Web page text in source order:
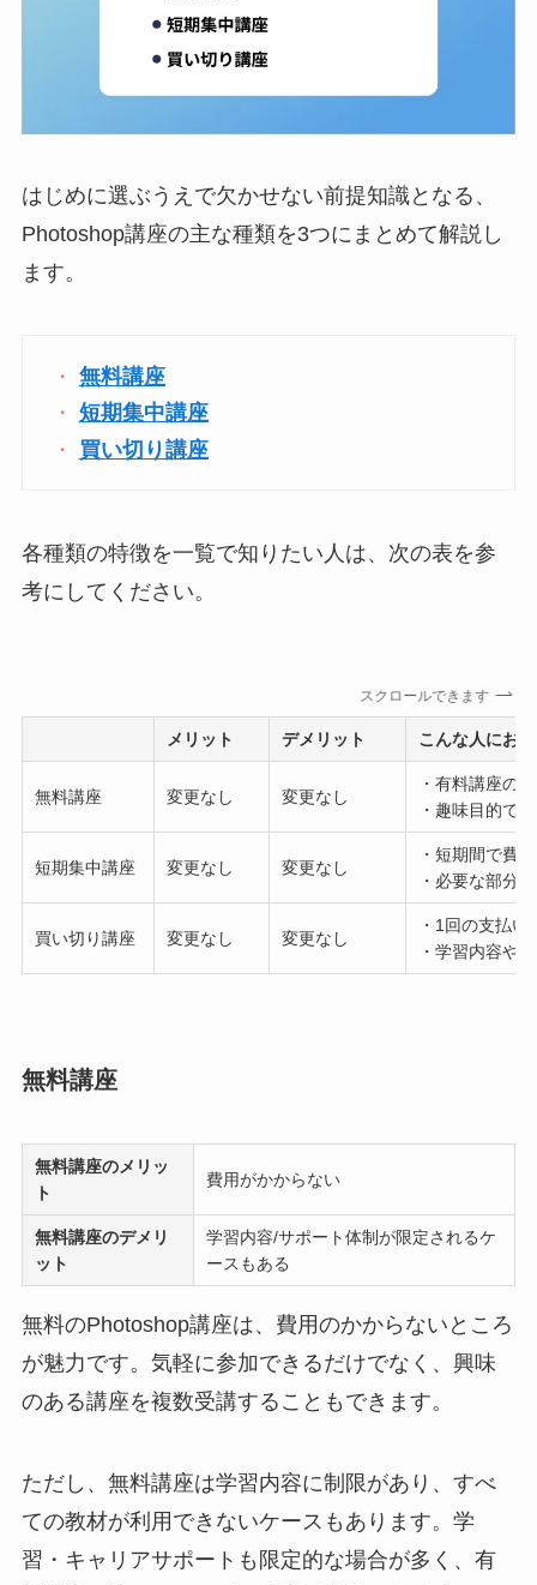
はじめに選ぶうえで欠かせない前提知識となる、
Photoshop講座の主な種類を3つにまとめて解説し
ます。
無料講座
短期集中講座
買い切り講座
各種類の特徴を一覧で知りたい人は、次の表を参
考にしてください。
スクロールできます
メリット デメリット こんな人にお
無料講座 変更なし 変更なし
・有料講座の
・趣味目的で
短期集中講座 変更なし 変更なし
・短期間で費
・必要な部分
買い切り講座 変更なし 変更なし
・1回の支払
・学習内容や
無料講座
無料講座のメリッ
ト
費用がかからない
無料講座のデメリ
ット
学習内容/サポート体制が限定されるケ
ースもある
無料のPhotoshop講座は、費用のかからないところ
が魅力です。気軽に参加できるだけでなく、興味
のある講座を複数受講することもできます。
ただし、無料講座は学習内容に制限があり、すべ
ての教材が利用できないケースもあります。学
習・キャリアサポートも限定的な場合が多く、有